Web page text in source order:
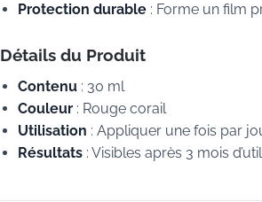
Protection durable : Forme un film
Détails du Produit
Contenu : 30 ml
Couleur : Rouge corail
Utilisation : Appliquer une fois par
Résultats : Visibles après 3 mois